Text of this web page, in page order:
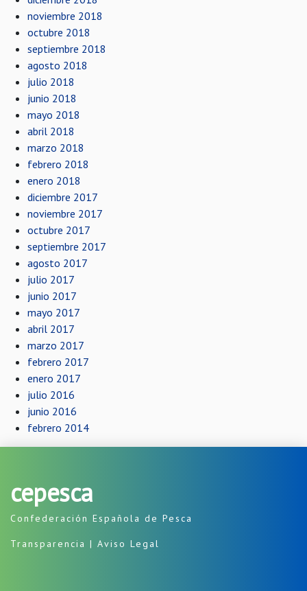
noviembre 2018
octubre 2018
septiembre 2018
agosto 2018
julio 2018
junio 2018
mayo 2018
abril 2018
marzo 2018
febrero 2018
enero 2018
diciembre 2017
noviembre 2017
octubre 2017
septiembre 2017
agosto 2017
julio 2017
junio 2017
mayo 2017
abril 2017
marzo 2017
febrero 2017
enero 2017
julio 2016
junio 2016
febrero 2014
cepesca
Confederación Española de Pesca
Transparencia | Aviso Legal